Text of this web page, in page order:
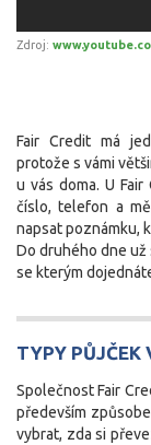
Zdroj:
Fair Credit má
protože s vámi
u vás doma. U
číslo, telefon a
napsat poznámku,
Do druhého dne už
se kterým
TYPY PŮJČEK
Společnost Fair
především
vybrat, zda si